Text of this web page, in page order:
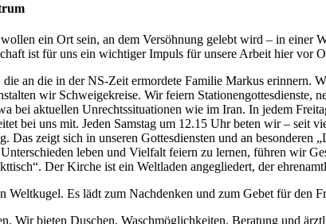
ein Ort sein, an dem Versöhnung gelebt wird – in einer
ist für uns ein wichtiger Impuls für unsere Arbeit hier vor
an die in der NS-Zeit ermordete Familie Markus erinnern.
wir Schweigekreise. Wir feiern Stationengottesdienste,
bei aktuellen Unrechtssituationen wie im Iran. In jedem
bei uns mit. Jeden Samstag um 12.15 Uhr beten wir – seit
zeigt sich in unseren Gottesdiensten und an besonderen
leben und Vielfalt feiern zu lernen, führen wir
Der Kirche ist ein Weltladen angegliedert, der
Weltkugel. Es lädt zum Nachdenken und zum Gebet für den
Wir bieten Duschen, Waschmöglichkeiten, Beratung und